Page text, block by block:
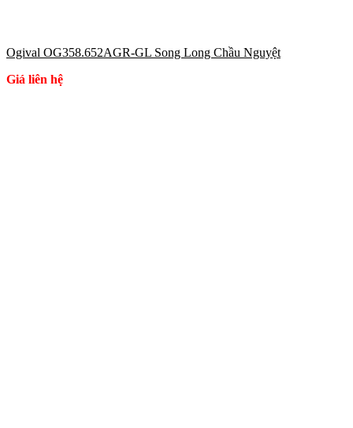
Ogival OG358.652AGR-GL Song Long Chầu Nguyệt
Giá liên hệ